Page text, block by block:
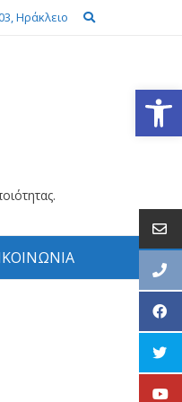
Ηράκλειο